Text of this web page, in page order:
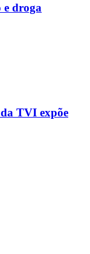
e droga
da TVI expõe